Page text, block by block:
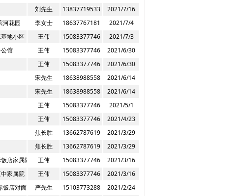
刘先生 13837719533
2021/7/16
河花园 李女士 18637767181
2021/7/4
地小区 王伟 15083377746
2021/7/3
馆 王伟 15083377746
2021/6/30
王伟 15083377746
2021/6/30
宋先生 18638988558
2021/6/14
宋先生 18638988558
2021/6/14
王伟 15083377746
2021/5/1
王伟 15083377746
2021/4/23
焦长胜 13662787619
2021/3/29
焦长胜 13662787619
2021/3/29
店家属院 王伟 15083377746
2021/3/16
家属院 王伟 15083377746
2021/3/16
店对面，新西南巷
严先生 15103773288
2021/2/24